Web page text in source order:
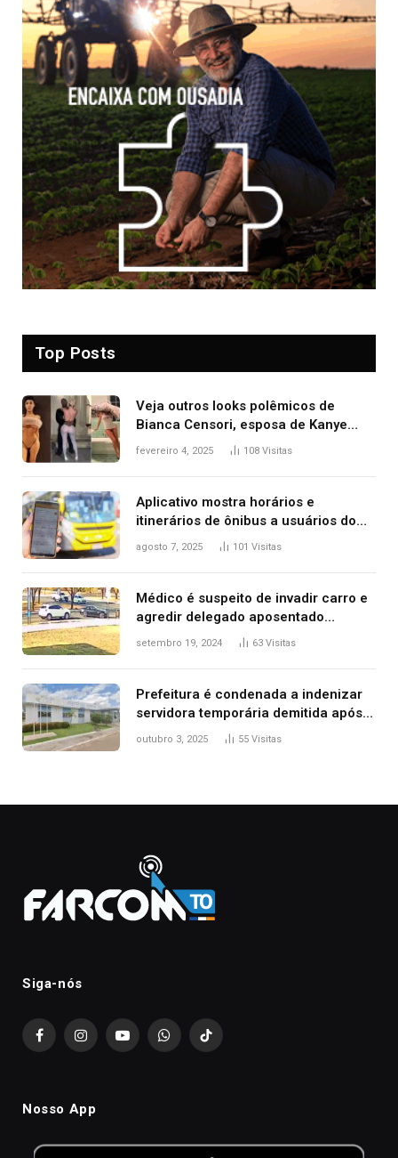
Top Posts
Veja outros looks polêmicos de
Bianca Censori, esposa de Kanye
West que apareceu nua no Grammy
fevereiro 4, 2025 108 Visitas
Aplicativo mostra horários e
itinerários de ônibus a usuários do
transporte público de Palmas; confira
agosto 7, 2025 101 Visitas
Médico é suspeito de invadir carro e
agredir delegado aposentado
durante confusão no trânsito
setembro 19, 2024 63 Visitas
Prefeitura é condenada a indenizar
servidora temporária demitida após
nascimento da filha
outubro 3, 2025 55 Visitas
Siga-nós
FacebookInstagramYouTubeWhatsAppTikTok
Nosso App